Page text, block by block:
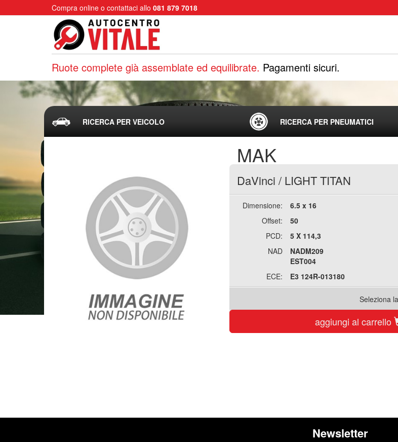
Compra online o contattaci allo 081 879 7018
Ruote complete già assemblate ed equilibrate. Pagamenti sicuri.
RICERCA PER VEICOLO RICERCA PER PNEUMATICI
MAK
DaVinci / LIGHT TITAN
Dimensione:
6.5 x 16
Offset:
50
PCD:
5 X 114,3
NAD
NADM209
EST004
ECE:
E3 124R-013180
Seleziona
aggiungi al carrello
Newsletter